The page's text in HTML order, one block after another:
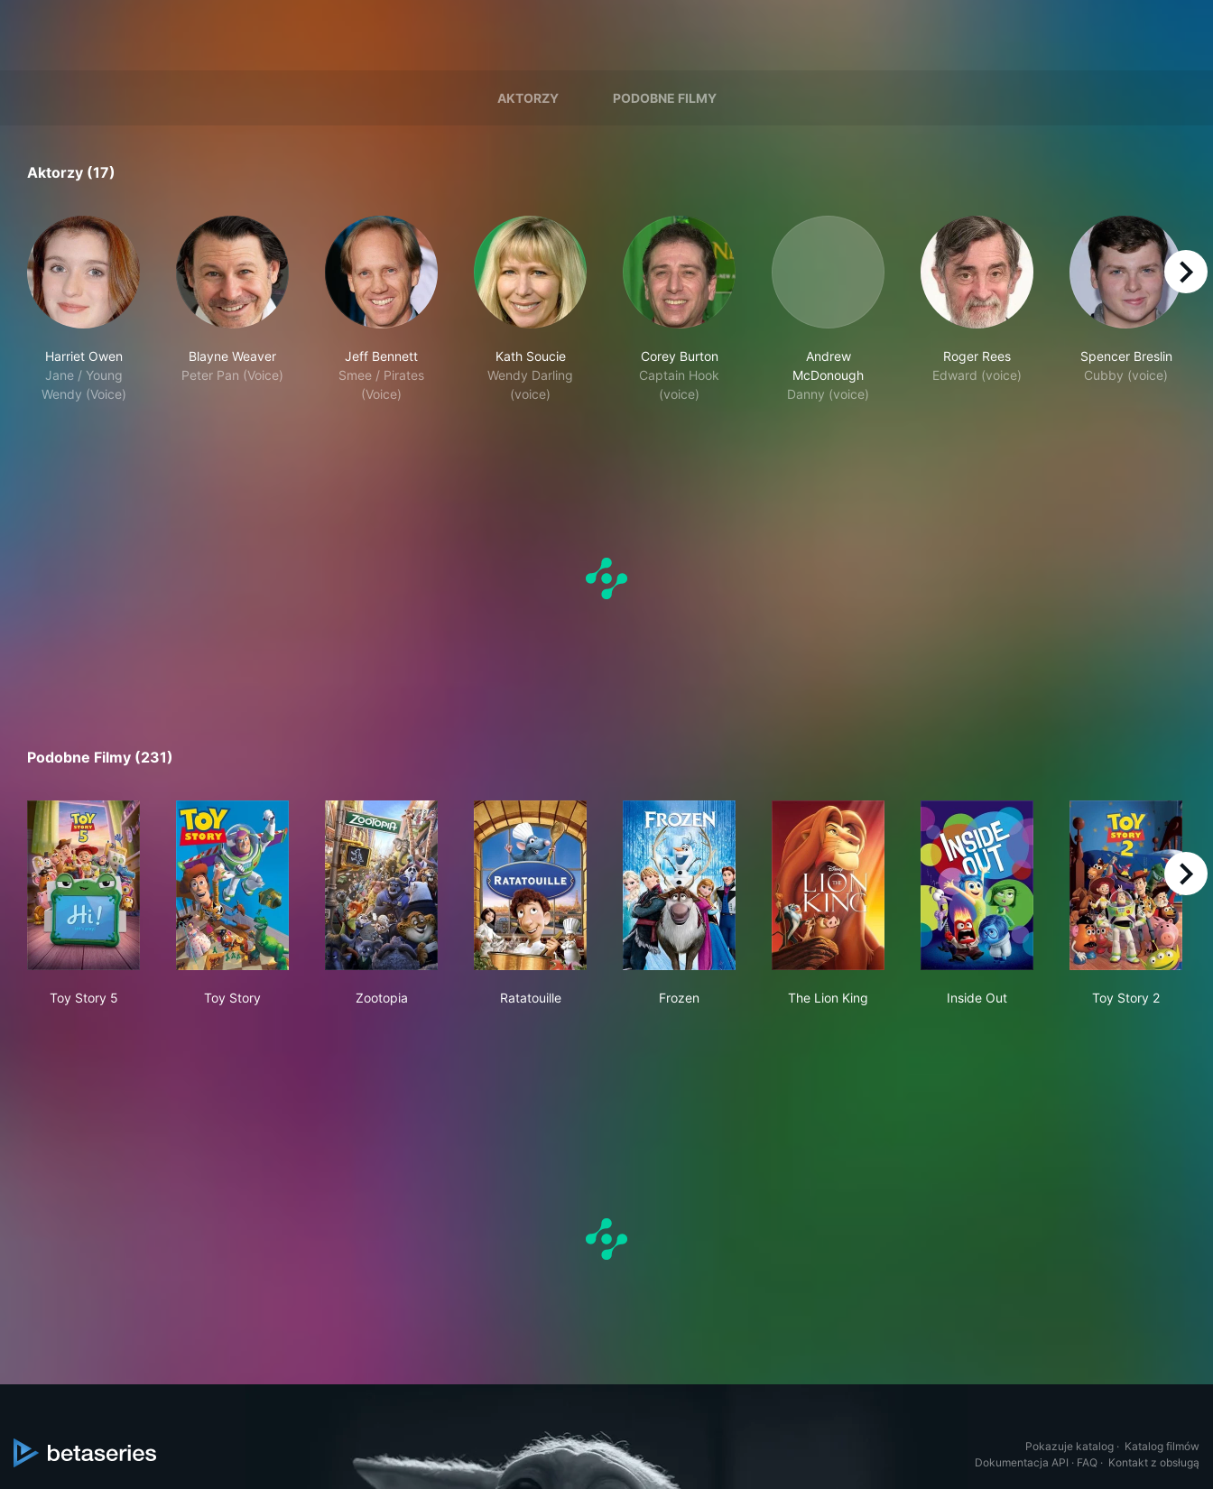
AKTORZY PODOBNE FILMY
Aktorzy (17)
Harriet Owen
Jane / Young
Wendy (Voice)
Blayne Weaver
Peter Pan (Voice)
Jeff Bennett
Smee / Pirates
(Voice)
Kath Soucie
Wendy Darling
(voice)
Corey Burton
Captain Hook
(voice)
Andrew
McDonough
Danny (voice)
Roger Rees
Edward (voice)
Spencer Breslin
Cubby (voice)
right
Podobne Filmy (231)
Toy Story 5
Toy Story
Zootopia
Ratatouille
Frozen
The Lion King
Inside Out
Toy Story 2
right
Pokazuje katalog · Katalog filmów
Dokumentacja API · FAQ · Kontakt z obsługą